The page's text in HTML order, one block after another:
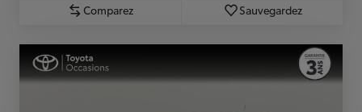
Comparez Sauvegardez